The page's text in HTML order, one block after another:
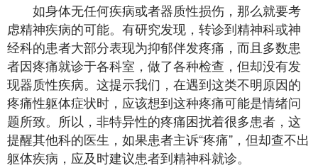
如身体无任何疾病或者器质性损伤，那么就要考
虑精神疾病的可能。有研究发现，转诊到精神科或神
经科的患者大部分表现为抑郁伴发疼痛，而且多数患
者因疼痛就诊于各科室，做了各种检查，但却没有发
现器质性疾病。这提示我们，在遇到这类不明原因的
疼痛性躯体症状时，应该想到这种疼痛可能是情绪问
题所致。所以，非特异性的疼痛困扰着很多患者，这
提醒其他科的医生，如果患者主诉“疼痛”，但却查不出
躯体疾病，应及时建议患者到精神科就诊。